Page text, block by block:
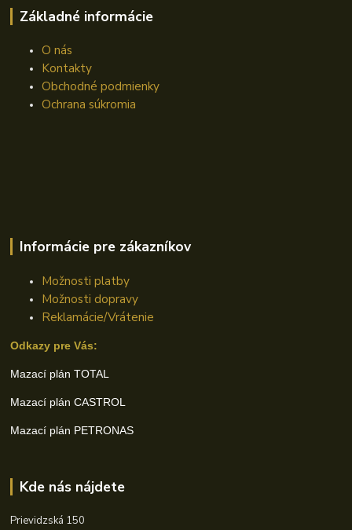
Základné informácie
O nás
Kontakty
Obchodné podmienky
Ochrana súkromia
Informácie pre zákazníkov
Možnosti platby
Možnosti dopravy
Reklamácie/Vrátenie
Odkazy pre Vás:
Mazací plán TOTAL
Mazací plán CASTROL
Mazací plán PETRONAS
Kde nás nájdete
Prievidzská 150